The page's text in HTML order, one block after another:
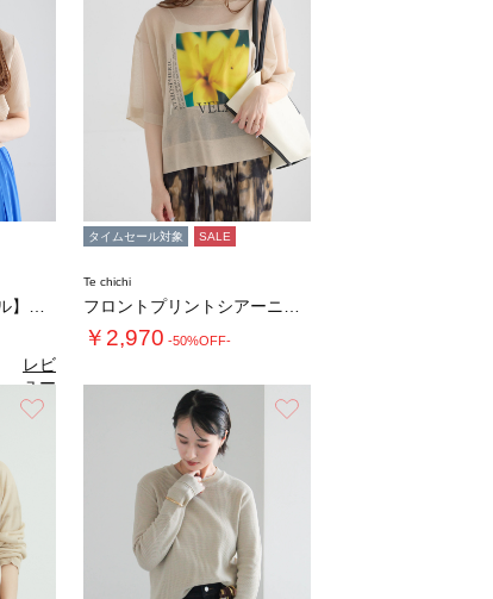
レビ
ュー
を見
る
タイムセール対象 SALE
Te chichi
￥2,970 -50%OFF-